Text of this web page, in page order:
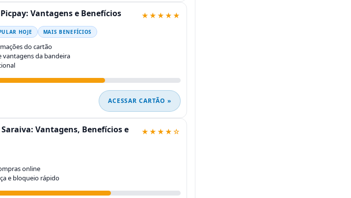
Vantagens e Benefícios ★★★★★
HOJE MAIS BENEFÍCIOS
do cartão
vantagens da bandeira
ACESSAR CARTÃO »
Vantagens, Benefícios e
★★★★☆
online
e bloqueio rápido